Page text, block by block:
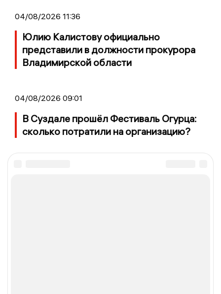
04/08/2026 11:36
Юлию Калистову официально
представили в должности прокурора
Владимирской области
04/08/2026 09:01
В Суздале прошёл Фестиваль Огурца:
сколько потратили на организацию?